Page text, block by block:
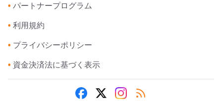
• パートナープログラム
• 利用規約
• プライバシーポリシー
• 資金決済法に基づく表示